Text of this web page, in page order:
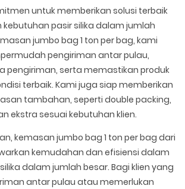
untuk memberikan solusi terbaik
kebutuhan pasir silika dalam jumlah
jumbo bag 1 ton per bag, kami
pengiriman antar pulau,
pengiriman, serta memastikan produk
terbaik. Kami juga siap memberikan
tambahan, seperti double packing,
ekstra sesuai kebutuhan klien.
kemasan jumbo bag 1 ton per bag dari
kemudahan dan efisiensi dalam
dalam jumlah besar. Bagi klien yang
antar pulau atau memerlukan